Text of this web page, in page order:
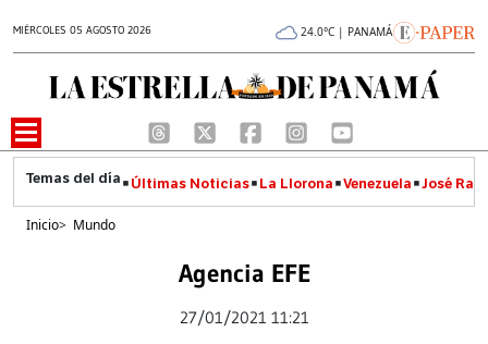
MIÉRCOLES 05 AGOSTO 2026 24.0°C | PANAMÁ
Últimas Noticias La Llorona Venezuela José
Inicio> Mundo
Agencia EFE
27/01/2021 11:21